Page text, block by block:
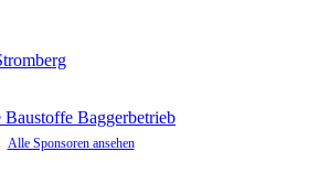
Alle Sponsoren ansehen